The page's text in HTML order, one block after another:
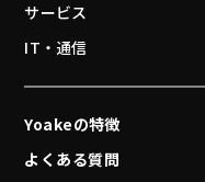
サービス
IT・通信
Yoakeの特徴
よくある質問